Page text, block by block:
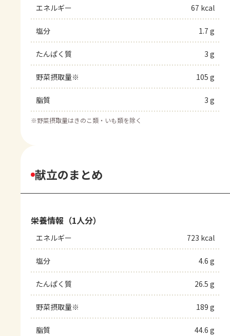
エネルギー 67 kcal
塩分 1.7 g
たんぱく質 3 g
野菜摂取量※ 105 g
脂質 3 g
※野菜摂取量はきのこ類・いも類を除く
献立のまとめ
栄養情報（1人分）
エネルギー 723 kcal
塩分 4.6 g
たんぱく質 26.5 g
野菜摂取量※ 189 g
脂質 44.6 g